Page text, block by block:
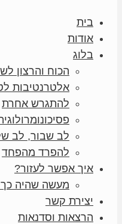
בית
אודות
בלוג
הכוח והרצון
אלטרנטיבות
להתגרש אחרת
לב שבור, לב
להפרד מהפחד
איך אפשר לעזור?
מעשה שהיה כך
יצירת קשר
הרצאות וסדנאות